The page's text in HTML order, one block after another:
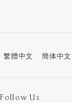
繁體中文 簡体中文
Follow Us